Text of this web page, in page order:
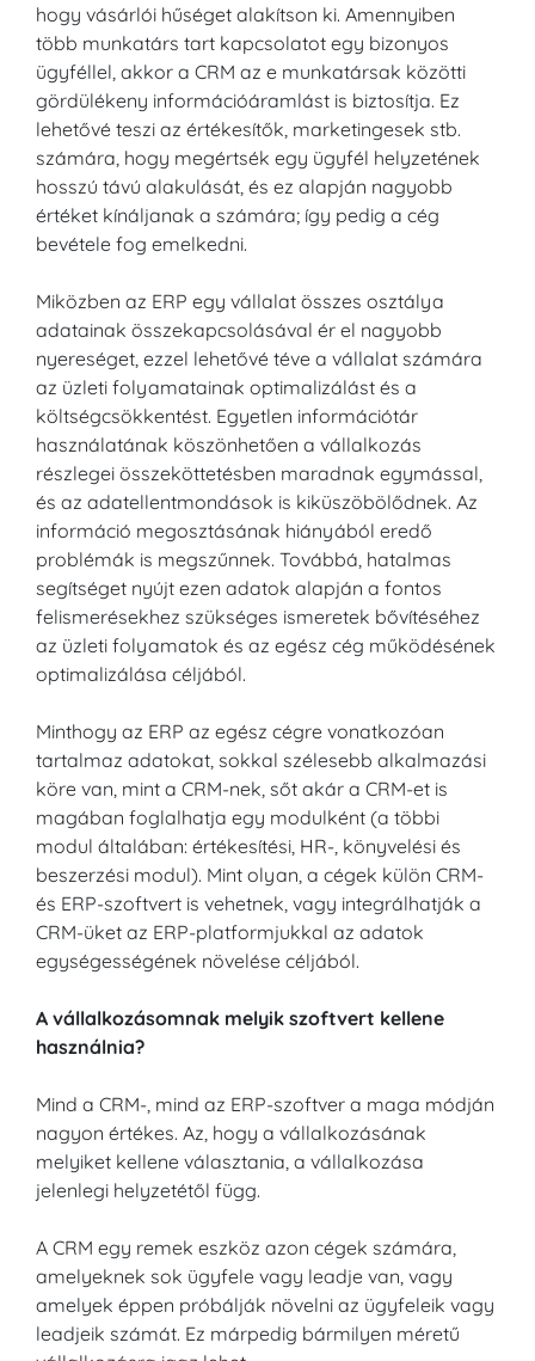
hogy vásárlói hűséget alakítson ki. Amennyiben
több munkatárs tart kapcsolatot egy bizonyos
ügyféllel, akkor a CRM az e munkatársak közötti
gördülékeny információáramlást is biztosítja. Ez
lehetővé teszi az értékesítők, marketingesek stb.
számára, hogy megértsék egy ügyfél helyzetének
hosszú távú alakulását, és ez alapján nagyobb
értéket kínáljanak a számára; így pedig a cég
bevétele fog emelkedni.
Miközben az ERP egy vállalat összes osztálya
adatainak összekapcsolásával ér el nagyobb
nyereséget, ezzel lehetővé téve a vállalat számára
az üzleti folyamatainak optimalizálást és a
költségcsökkentést. Egyetlen információtár
használatának köszönhetően a vállalkozás
részlegei összeköttetésben maradnak egymással,
és az adatellentmondások is kiküszöbölődnek. Az
információ megosztásának hiányából eredő
problémák is megszűnnek. Továbbá, hatalmas
segítséget nyújt ezen adatok alapján a fontos
felismerésekhez szükséges ismeretek bővítéséhez
az üzleti folyamatok és az egész cég működésének
optimalizálása céljából.
Minthogy az ERP az egész cégre vonatkozóan
tartalmaz adatokat, sokkal szélesebb alkalmazási
köre van, mint a CRM-nek, sőt akár a CRM-et is
magában foglalhatja egy modulként (a többi
modul általában: értékesítési, HR-, könyvelési és
beszerzési modul). Mint olyan, a cégek külön CRM-
és ERP-szoftvert is vehetnek, vagy integrálhatják a
CRM-üket az ERP-platformjukkal az adatok
egységességének növelése céljából.
A vállalkozásomnak melyik szoftvert kellene
használnia?
Mind a CRM-, mind az ERP-szoftver a maga módján
nagyon értékes. Az, hogy a vállalkozásának
melyiket kellene választania, a vállalkozása
jelenlegi helyzetétől függ.
A CRM egy remek eszköz azon cégek számára,
amelyeknek sok ügyfele vagy leadje van, vagy
amelyek éppen próbálják növelni az ügyfeleik vagy
leadjeik számát. Ez márpedig bármilyen méretű